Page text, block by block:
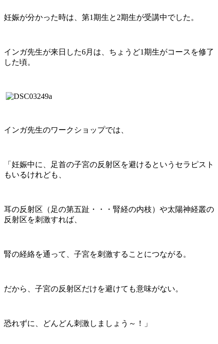
妊娠が分かった時は、第1期生と2期生が受講中でした。
インガ先生が来日した6月は、ちょうど1期生がコースを修了
した頃。
インガ先生のワークショップでは、
「妊娠中に、足首の子宮の反射区を避けるというセラピスト
もいるけれども、
耳の反射区（足の第五趾・・・腎経の内枝）や太陽神経叢の
反射区を刺激すれば、
腎の経絡を通って、子宮を刺激することにつながる。
だから、子宮の反射区だけを避けても意味がない。
恐れずに、どんどん刺激しましょう～！」